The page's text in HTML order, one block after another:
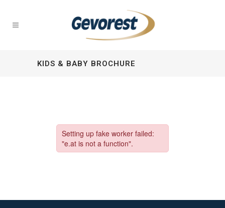
KIDS & BABY BROCHURE